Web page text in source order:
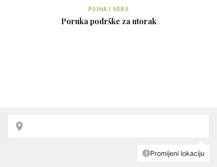
PSIHA I SEKS
Poruka podrške za utorak